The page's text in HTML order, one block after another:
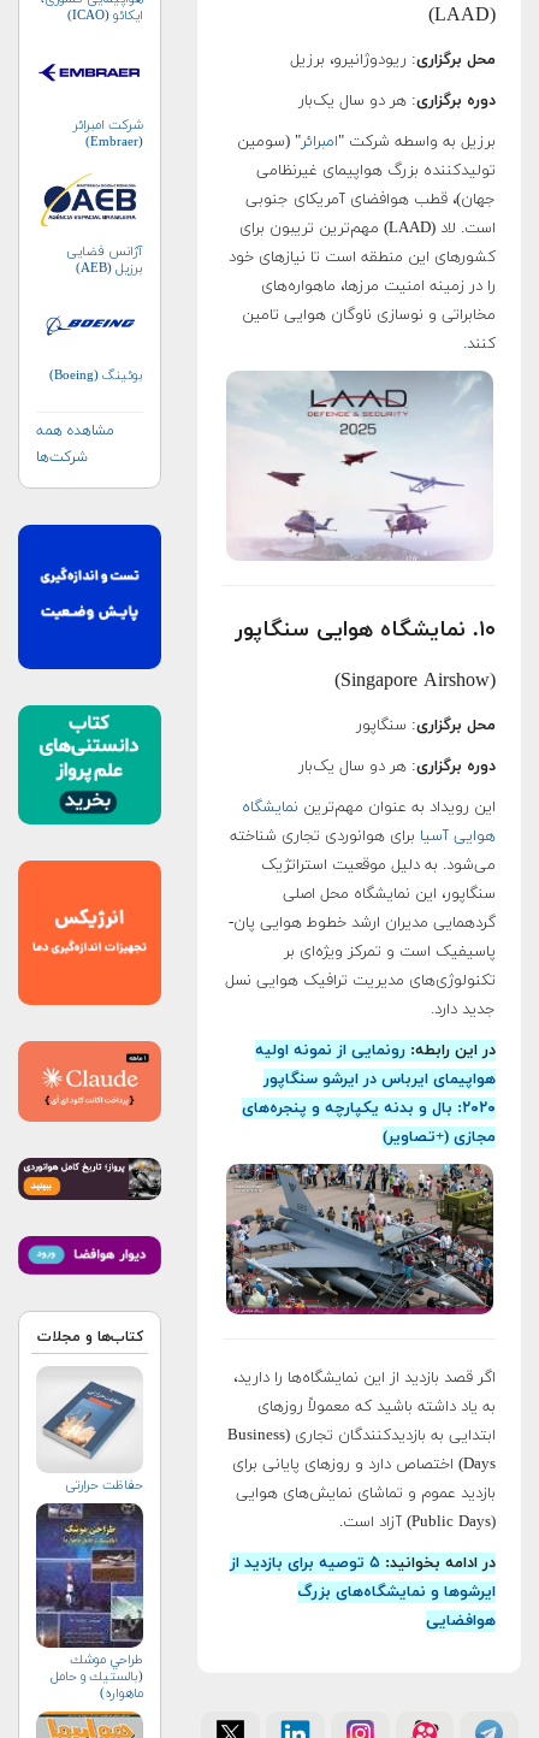
(LAAD)
محل برگزاری: ریودوژانیرو، برزیل
دوره برگزاری: هر دو سال یک‌بار
برزیل به واسطه شرکت "امبرائر" (سومین
تولیدکننده بزرگ هواپیمای غیرنظامی
جهان)، قطب هوافضای آمریکای جنوبی
است. لاد (LAAD) مهم‌ترین تریبون برای
کشورهای این منطقه است تا نیازهای خود
را در زمینه امنیت مرزها، ماهواره‌های
مخابراتی و نوسازی ناوگان هوایی تامین
کنند.
۱۰. نمایشگاه هوایی سنگاپور
(Singapore Airshow)
محل برگزاری: سنگاپور
دوره برگزاری: هر دو سال یک‌بار
این رویداد به عنوان مهم‌ترین نمایشگاه
هوایی آسیا برای هوانوردی تجاری شناخته
می‌شود. به دلیل موقعیت استراتژیک
سنگاپور، این نمایشگاه محل اصلی
گردهمایی مدیران ارشد خطوط هوایی پان-
پاسیفیک است و تمرکز ویژه‌ای بر
تکنولوژی‌های مدیریت ترافیک هوایی نسل
جدید دارد.
در این رابطه: رونمایی از نمونه اولیه
هواپیمای ایرباس در ایرشو سنگاپور
۲۰۲۰: بال و بدنه یکپارچه و پنجره‌های
مجازی (+تصاویر)
اگر قصد بازدید از این نمایشگاه‌ها را دارید،
به یاد داشته باشید که معمولاً روزهای
ابتدایی به بازدیدکنندگان تجاری (Business
Days) اختصاص دارد و روزهای پایانی برای
بازدید عموم و تماشای نمایش‌های هوایی
(Public Days) آزاد است.
در ادامه بخوانید:
۵ توصیه برای بازدید از
ایرشوها و نمایشگاه‌های بزرگ
هوافضایی
ایکائو (ICAO)
شرکت امبرائر
(Embraer)
آژانس فضایی
برزیل (AEB)
بوئینگ (Boeing)
مشاهده همه
شرکت‌ها
کتاب‌ها و مجلات
حفاظت حرارتی
طراحي موشك
(بالستيك و حامل
ماهواره)